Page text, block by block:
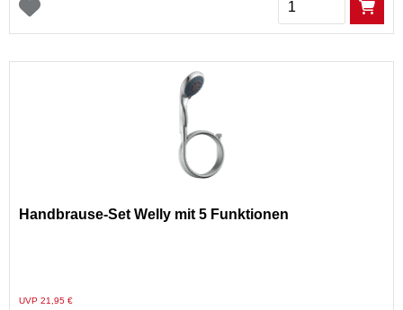
Handbrause-Set Welly mit 5 Funktionen
Preis reduziert von
UVP 21,95 €auf